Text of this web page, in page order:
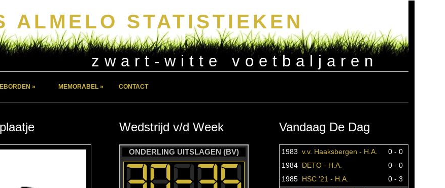
ALMELO STATISTIEKEN
zwart-witte voetbaljaren
» MEMORABEL » CONTACT
Wedstrijd v/d Week
ONDERLING UITSLAGEN (BV)
Vandaag De Dag
1983 v.v. Haaksbergen - H.A.
0 - 0
1984 DETO - H.A.
0 - 0
1985 HSC '21 - H.A.
0 - 3